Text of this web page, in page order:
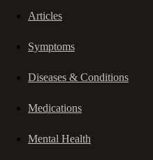
Articles
Symptoms
Diseases & Conditions
Medications
Mental Health